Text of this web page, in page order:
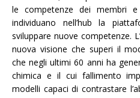
le competenze dei membri
individuano nell’hub la
sviluppare nuove competenze.
nuova visione che superi il
che negli ultimi 60 anni ha
chimica e il cui fallimento
modelli capaci di contrastare